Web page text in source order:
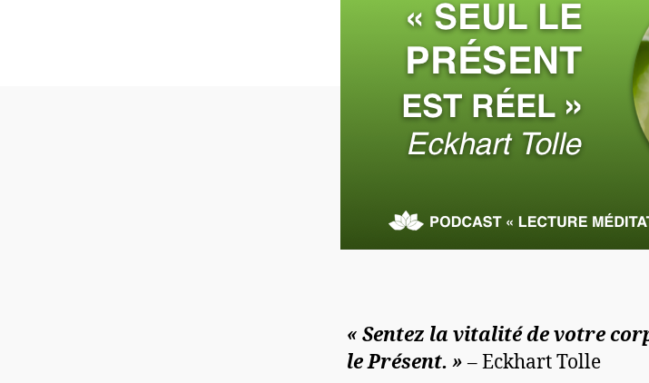
« Sentez la vitalité de votre
le Présent. »– Eckhart Tolle